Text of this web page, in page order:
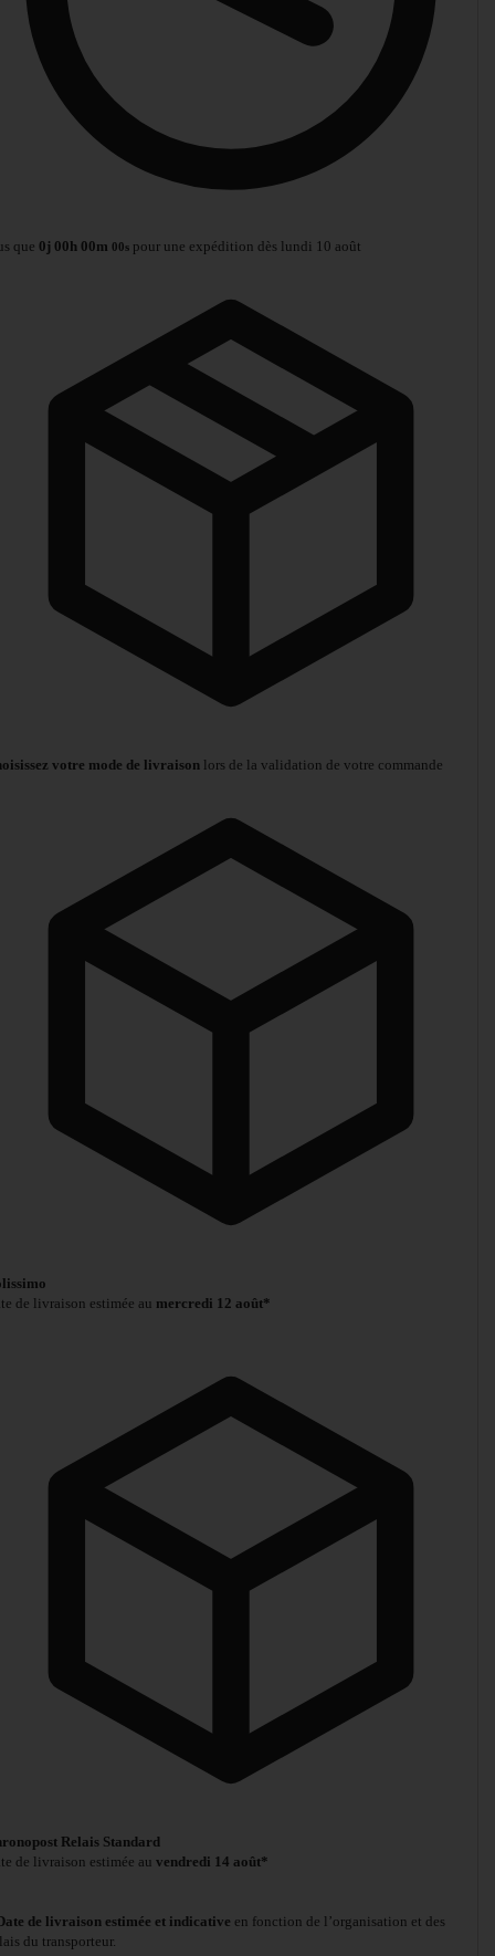
que 0j 00h 00m 00s pour une expédition dès lundi 10 août
votre mode de livraison lors de la validation de votre commande
de livraison estimée au mercredi 12 août*
Relais Standard
de livraison estimée au vendredi 14 août*
de livraison estimée et indicative en fonction de l’organisation et des
du transporteur.